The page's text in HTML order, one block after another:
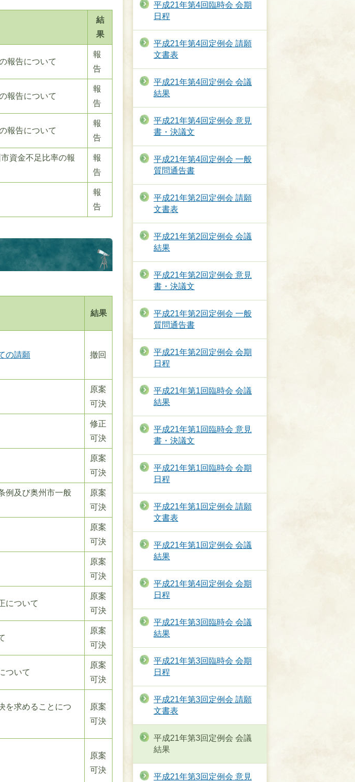
結
果
報告について
報
告
報告について
報
告
報告について
報
告
資金不足比率の報
報
告
報
告
結果
の請願 撤回
原案
可決
修正
可決
原案
可決
例及び奥州市一般
原案
可決
原案
可決
原案
可決
について
原案
可決
原案
可決
ついて
原案
可決
を求めることにつ
原案
可決
原案
可決
平成21年第4回臨時会 会期
日程
平成21年第4回定例会 請願
文書表
平成21年第4回定例会 会議
結果
平成21年第4回定例会 意見
書・決議文
平成21年第4回定例会 一般
質問通告書
平成21年第2回定例会 請願
文書表
平成21年第2回定例会 会議
結果
平成21年第2回定例会 意見
書・決議文
平成21年第2回定例会 一般
質問通告書
平成21年第2回定例会 会期
日程
平成21年第1回臨時会 会議
結果
平成21年第1回臨時会 意見
書・決議文
平成21年第1回臨時会 会期
日程
平成21年第1回定例会 請願
文書表
平成21年第1回定例会 会議
結果
平成21年第4回定例会 会期
日程
平成21年第3回臨時会 会議
結果
平成21年第3回臨時会 会期
日程
平成21年第3回定例会 請願
文書表
平成21年第3回定例会 会議
結果
平成21年第3回定例会 意見